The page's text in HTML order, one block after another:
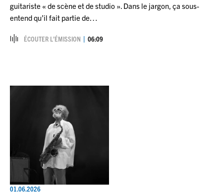
guitariste « de scène et de studio ». Dans le jargon, ça sous-
entend qu’il fait partie de…
ÉCOUTER L’ÉMISSION 06:09
01.06.2026